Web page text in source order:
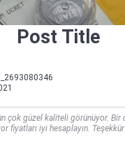
Post Title
çok güzel kaliteli görünüyor. Bir
fiyatları iyi hesaplayın.